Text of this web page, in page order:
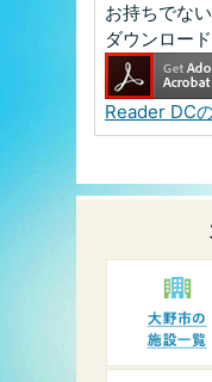
お持ちでな
ダウンロー
Reader DC